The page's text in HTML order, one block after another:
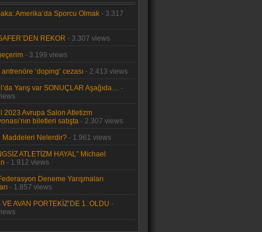
Amerika’da Sporcu Olmak- 3.317
REKOR - 3.307 views
- 3.199 views
‘doping’ cezası- 2.413 views
Yarış var SONUÇLAR Aşağıda… -
2023 Avrupa Salon Atletizm
biletleri satışta- 2.307 views
Maddeleri Nelerdir?- 1.961 views
ATLETİZM HAYAL” Michael
- 1.912 views
Deneme Yarışmaları
- 1.857 views
AVAN PORTEKİZ’DE 1. OLDU -